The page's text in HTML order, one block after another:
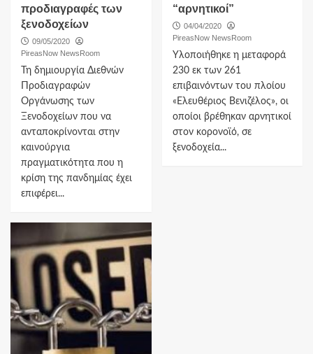
προδιαγραφές των
ξενοδοχείων
09/05/2020
PireasNow NewsRoom
Τη δημιουργία Διεθνών
Προδιαγραφών
Οργάνωσης των
Ξενοδοχείων που να
ανταποκρίνονται στην
καινούργια
πραγματικότητα που η
κρίση της πανδημίας έχει
επιφέρει...
“αρνητικοί”
04/04/2020
PireasNow NewsRoom
Υλοποιήθηκε η μεταφορά
230 εκ των 261
επιβαινόντων του πλοίου
«Ελευθέριος Βενιζέλος», οι
οποίοι βρέθηκαν αρνητικοί
στον κορονοϊό, σε
ξενοδοχεία...